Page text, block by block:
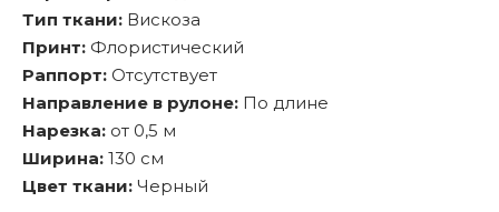
Тип ткани: Вискоза
Принт: Флористический
Раппорт: Отсутствует
Направление в рулоне: По длине
Нарезка: от 0,5 м
Ширина: 130 см
Цвет ткани: Черный